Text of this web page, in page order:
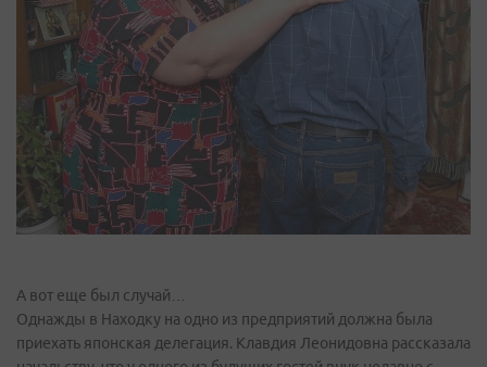
А вот еще был случай…
Однажды в Находку на одно из предприятий должна была
приехать японская делегация. Клавдия Леонидовна рассказала